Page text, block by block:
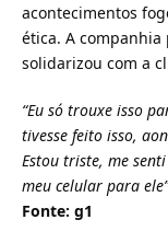
acontecimentos
ética. A
solidarizou com a
“Eu só trouxe isso
tivesse feito isso,
Estou triste, me
meu celular para ele”
Fonte: g1